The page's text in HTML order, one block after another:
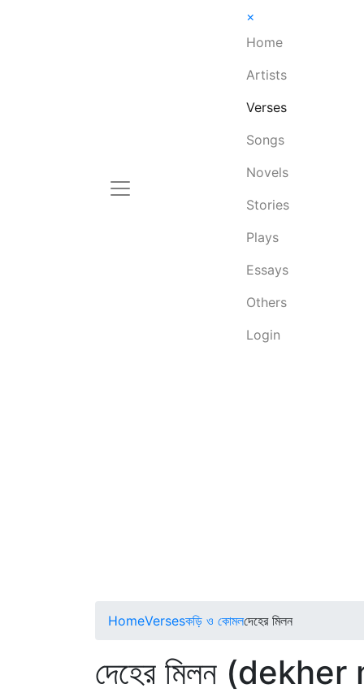
×
Home
Artists
Verses
Songs
Novels
Stories
Plays
Essays
Others
Login
HomeVersesকড়ি ও কোমলদেহের মিলন
দেহের মিলন